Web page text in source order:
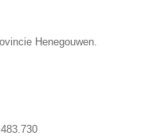
Henegouwen.